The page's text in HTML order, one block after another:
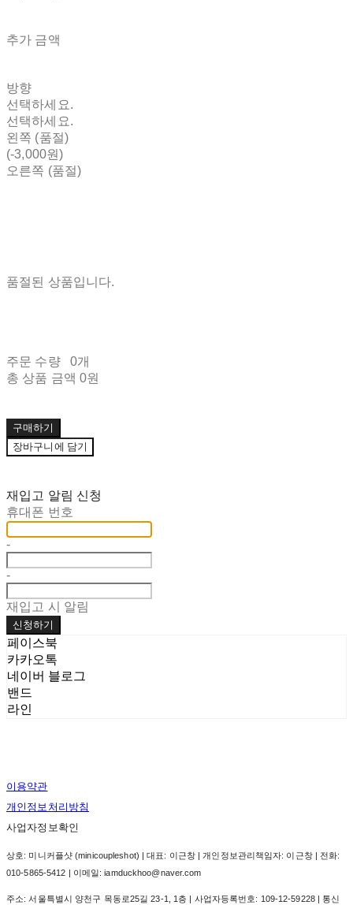
추가 금액
방향
선택하세요.
선택하세요.
왼쪽 (품절)
(-3,000원)
오른쪽 (품절)
품절된 상품입니다.
주문 수량
0개
총 상품 금액 0원
구매하기
장바구니에 담기
재입고 알림 신청
휴대폰 번호
-
-
재입고 시 알림
신청하기
페이스북
카카오톡
네이버 블로그
밴드
라인
이용약관
개인정보처리방침
사업자정보확인
상호: 미니커플샷 (minicoupleshot) | 대표: 이근창 | 개인정보관리책임자: 이근창 | 전화:
010-5865-5412 | 이메일: iamduckhoo@naver.com
주소: 서울특별시 양천구 목동로25길 23-1, 1층 | 사업자등록번호: 109-12-59228| 통신